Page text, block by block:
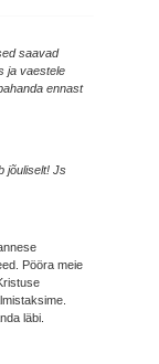
saavad
ja vaestele
ennast
jõuliselt! Js
Pööra meie
läbi.